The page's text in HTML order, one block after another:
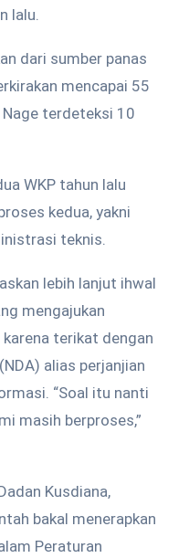
lalu.
dari sumber panas
mencapai 55
Nage terdeteksi 10
WKP tahun lalu
kedua, yakni
teknis.
lebih lanjut ihwal
mengajukan
terikat dengan
alias perjanjian
“Soal itu nanti
masih berproses,”
Kusdiana,
bakal menerapkan
Peraturan